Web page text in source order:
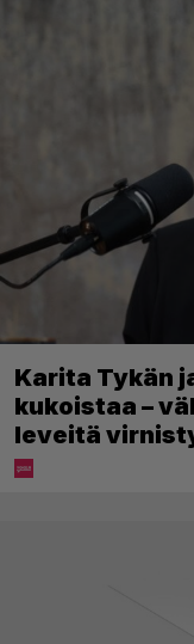
Karita Tykän
kukoistaa –
leveitä